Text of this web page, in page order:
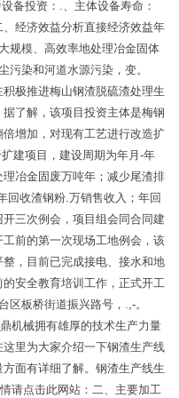
备投资：.、主体设备寿命：
经济效益分析直接经济效益年
规模、高效率地处理冶金固体
污染和河道水源污染，变。
极推进梅山钢渣脱硫渣处理生
了解，该项目投资主体是梅钢
增加，对现有工艺进行改造扩
建项目，建设周期为年月-年
冶金固废万吨年；减少尾渣排
回收渣钢粉.万销售收入；年回
三次例会，项目组会同合同建
前的第一次现场工地例会，该
，目前已完成接电、接水和地
安全教育培训工作，正式开工
区板桥街道振兴路号，.,-。
机械拥有雄厚的技术生产力量
里为大家介绍一下钢渣生产线
面有详细了解。钢渣生产线生
请点击此网站：二、主要加工